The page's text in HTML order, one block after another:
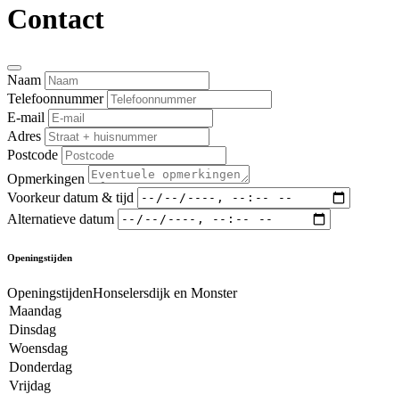
Contact
Naam
Telefoonnummer
E-mail
Adres
Postcode
Opmerkingen
Voorkeur datum & tijd
Alternatieve datum
Openingstijden
OpeningstijdenHonselersdijk en Monster
Maandag
Dinsdag
Woensdag
Donderdag
Vrijdag